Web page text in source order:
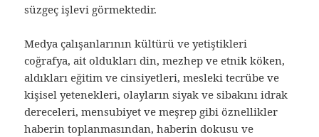
süzgeç işlevi görmektedir.
Medya çalışanlarının kültürü ve yetiştikleri
coğrafya, ait oldukları din, mezhep ve etnik köken,
aldıkları eğitim ve cinsiyetleri, mesleki tecrübe ve
kişisel yetenekleri, olayların siyak ve sibakını idrak
dereceleri, mensubiyet ve meşrep gibi öznellikler
haberin toplanmasından, haberin dokusu ve